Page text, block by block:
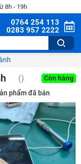
8h - 19h
0764 254 113
0283 957 2222
()
Còn hàng
phẩm đã bán